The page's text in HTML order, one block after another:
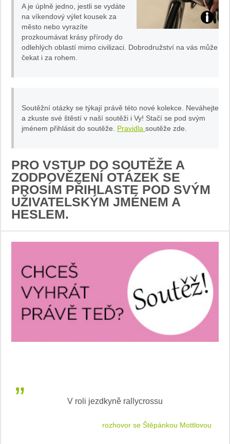
A je úplně jedno, jestli se vydáte
na víkendový výlet kousek za
město nebo vyrazíte
prozkoumávat krásy přírody do
odlehlých oblastí mimo civilizaci. Dobrodružství na vás může
čekat i za rohem.
Soutěžní otázky se týkají právě této nové kolekce. Neváhejte
a zkuste své štěstí v naší soutěži i Vy! Stačí se pod svým
jménem přihlásit do soutěže. Pravidla soutěže zde.
PRO VSTUP DO SOUTĚŽE A
ZODPOVĚZENÍ OTÁZEK SE
PROSÍM PŘIHLASTE POD SVÝM
UŽIVATELSKÝM JMÉNEM A
HESLEM.
V roli jezdkyně rallycrossu
rozhovor se Štěpánkou Mottlovou